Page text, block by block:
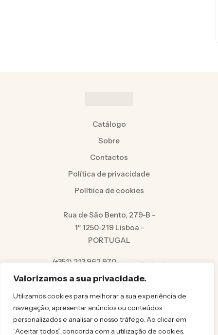
Valorizamos a sua privacidade.
Utilizamos cookies para melhorar a sua experiência de
navegação, apresentar anúncios ou conteúdos
personalizados e analisar o nosso tráfego. Ao clicar em
“Aceitar todos”, concorda com a utilização de cookies.
Catálogo
Sobre
Contactos
Política de privacidade
Polítiica de cookies
Rua de São Bento, 279-B -
1º 1250-219 Lisboa -
PORTUGAL
(+351) 213 962 970Número fixo local
info@felicita.pt
© FELICITA 2025